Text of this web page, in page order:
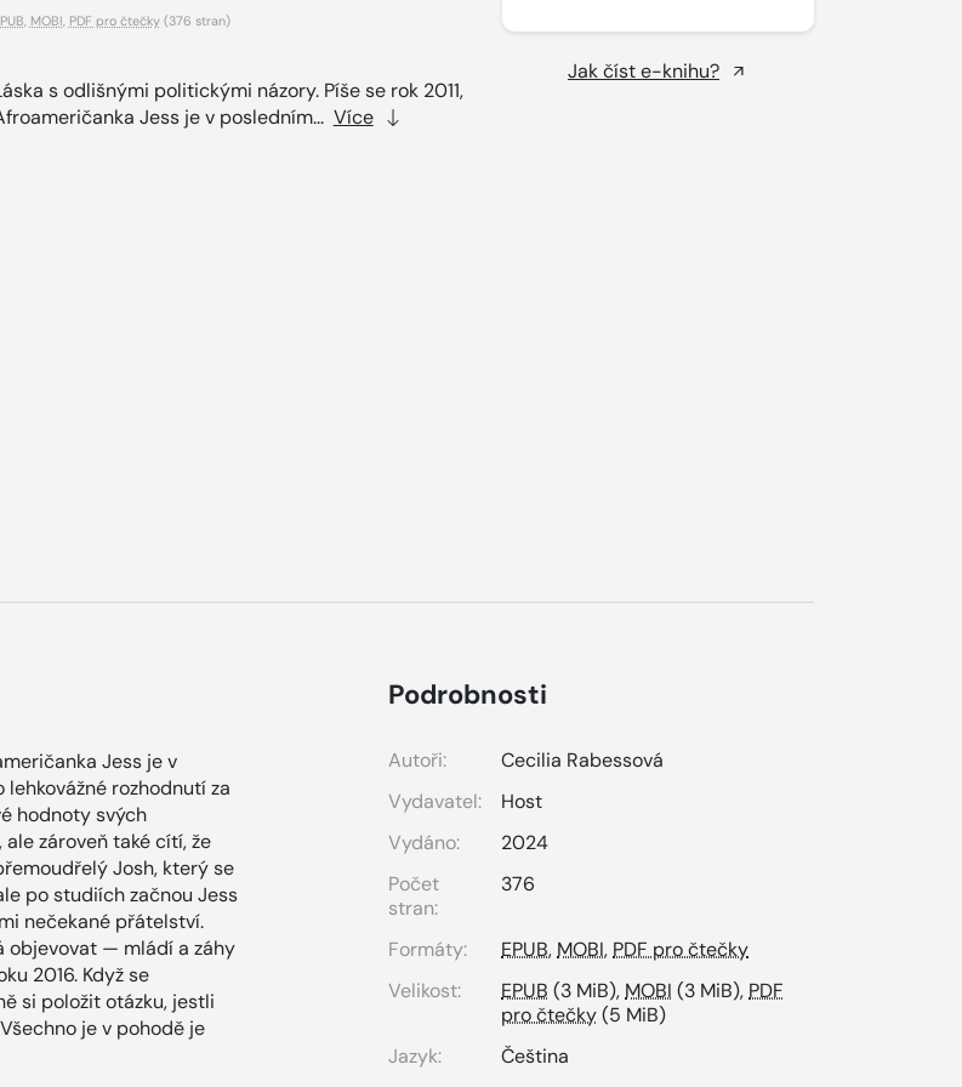
MOBI PDF pro čtečky(376 stran)
s odlišnými politickými názory. Píše se rok 2011,
Jess je v posledním... Více
Jak číst e-knihu?
Jess je v
rozhodnutí za
hodnoty svých
zároveň také cítí, že
Josh, který se
po studiích začnou Jess
nečekané přátelství.
objevovat — mládí a záhy
2016. Když se
si položit otázku, jestli
je v pohodě je
Podrobnosti
Autoři:
Cecilia Rabessová
Vydavatel:
Host
Vydáno:
2024
Počet
stran:
376
Formáty: EPUB, MOBI, PDF pro čtečky
Velikost:
EPUB (3 MiB), MOBI (3 MiB), PDF
pro čtečky(5 MiB)
Jazyk:
Čeština